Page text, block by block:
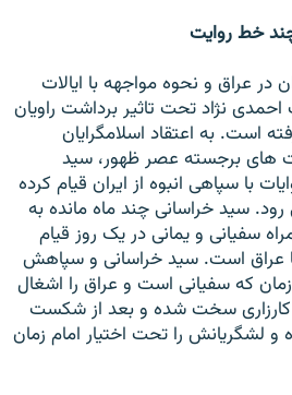
خط روايت
عراق و نحوه مواجهه با ايالات
نژاد تحت تاثير برداشت راويان
است. به اعتقاد اسلامگرايان
های برجسته عصر ظهور، سيد
با سپاهی انبوه از ايران قيام کرده
سيد خراسانی چند ماه مانده به
سفيانی و يمانی در يک روز قيام
عراق است. سيد خراسانی و سپاهش
که سفيانی است و عراق را اشغال
کارزاری سخت شده و بعد از شکست
و لشگريانش را تحت اختيار امام زمان